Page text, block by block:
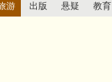
游 出版 悬疑 教育